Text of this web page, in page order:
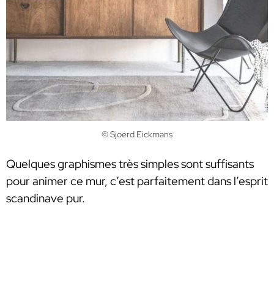
© Sjoerd Eickmans
Quelques graphismes très simples sont suffisants
pour animer ce mur, c’est parfaitement dans l’esprit
scandinave pur.